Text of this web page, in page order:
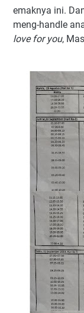
emaknya ini.
meng-handle
love for you,